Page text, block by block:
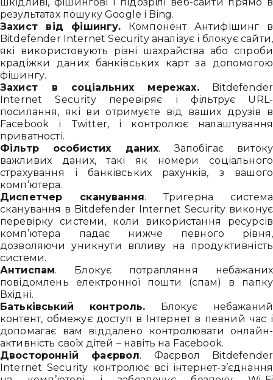
результатах пошуку Google і Bing.
Захист від фішингу. Компонент Антифішинг в
Bitdefender Internet Security аналізує і блокує сайти,
які використовують різні шахрайства або спроби
крадіжки даних банківських карт за допомогою
фішингу.
Захист в соціальних мережах.Bitdefender
Internet Security перевіряє і фільтрує URL-
посилання, які ви отримуєте від ваших друзів в
Facebook і Twitter, і контролює налаштування
приватності.
Фільтр особистих даних. Запобігає витоку
важливих даних, такі як номери соціального
страхування і банківських рахунків, з вашого
комп’ютера.
Диспетчер сканування. Тригерна система
сканування в Bitdefender Internet Security виконує
перевірку системи, коли використання ресурсів
комп’ютера падає нижче певного рівня,
дозволяючи уникнути впливу на продуктивність
системи.
Антиспам. Блокує потрапляння небажаних
повідомлень електронної пошти (спам) в папку
Вхідні.
Батьківський контроль. Блокує небажаний
контент, обмежує доступ в Інтернет в певний час і
допомагає вам віддалено контролювати онлайн-
активність своїх дітей – навіть на Facebook.
Двосторонній фаєрвол. Фаєрвол Bitdefender
Internet Security контролює всі інтернет-з’єднання
Ми зазвичай відповідаємо дуже швидко
Надіслати повідомлення